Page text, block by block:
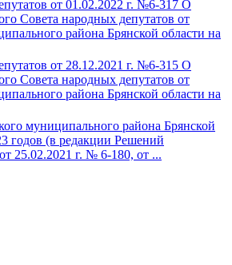
от 01.02.2022 г. №6-317 О
Совета народных депутатов от
района Брянской области на
от 28.12.2021 г. №6-315 О
Совета народных депутатов от
района Брянской области на
муниципального района Брянской
годов (в редакции Решений
25.02.2021 г. № 6-180, от ...